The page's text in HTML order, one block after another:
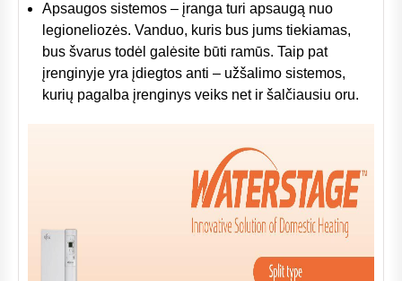
Apsaugos sistemos – įranga turi apsaugą nuo
legioneliozės. Vanduo, kuris bus jums tiekiamas,
bus švarus todėl galėsite būti ramūs. Taip pat
įrenginyje yra įdiegtos anti – užšalimo sistemos,
kurių pagalba įrenginys veiks net ir šalčiausiu oru.